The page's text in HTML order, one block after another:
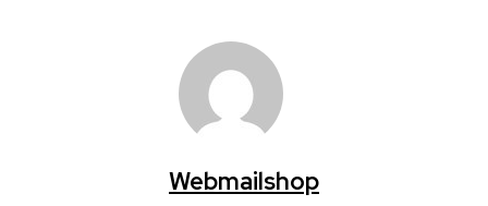
Webmailshop